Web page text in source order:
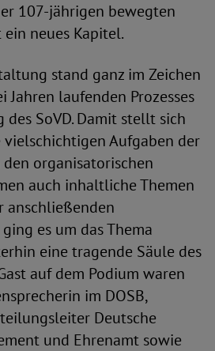
107-jährigen bewegten
neues Kapitel.
stand ganz im Zeichen
Jahren laufenden Prozesses
SoVD. Damit stellt sich
vielschichtigen Aufgaben der
organisatorischen
auch inhaltliche Themen
anschließenden
es um das Thema
eine tragende Säule des
auf dem Podium waren
im DOSB,
Deutsche
und Ehrenamt sowie